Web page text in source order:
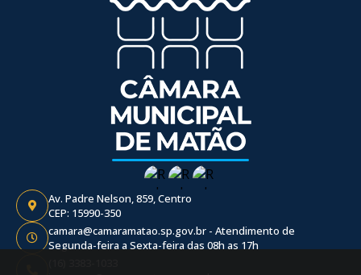
Av. Padre Nelson, 859, Centro
CEP: 15990-350
camara@camaramatao.sp.gov.br - Atendimento de
Segunda-feira a Sexta-feira das 08h as 17h